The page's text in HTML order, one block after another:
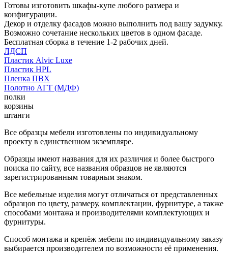
Готовы изготовить шкафы-купе любого размера и
конфигурации.
Декор и отделку фасадов можно выполнить под вашу задумку.
Возможно сочетание нескольких цветов в одном фасаде.
Бесплатная сборка в течение 1-2 рабочих дней.
ЛДСП
Пластик Alvic Luxe
Пластик HPL
Пленка ПВХ
Полотно АГТ (МДФ)
полки
корзины
штанги
Все образцы мебели изготовлены по индивидуальному
проекту в единственном экземпляре.
Образцы имеют названия для их различия и более быстрого
поиска по сайту, все названия образцов не являются
зарегистрированным товарным знаком.
Все мебельные изделия могут отличаться от представленных
образцов по цвету, размеру, комплектации, фурнитуре, а также
способами монтажа и производителями комплектующих и
фурнитуры.
Способ монтажа и крепёж мебели по индивидуальному заказу
выбирается производителем по возможности её применения.